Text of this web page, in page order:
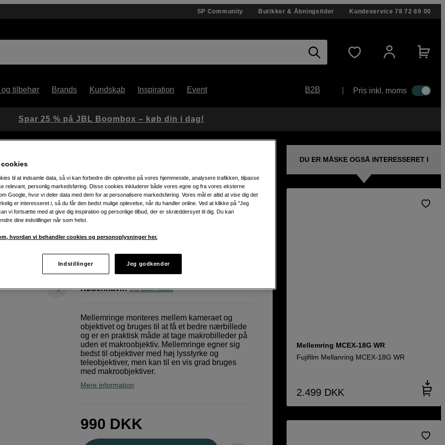
SP Community Butikker & Åbningstider Kundeservice 78 72 69 00
og tilbehør Brands Kundskab Inspiration Event B2B Pris inkl. moms
Artikelnummer: 1039649
Mellemringssæt til Canon EOS
Weblager:På lager
København: Vis lagersaldo
Mellemringe monteres mellem kameraet og
objektivet og bruges til at få et bedre nærbillede
og er en praktisk måde at tage makrobilleder på
uden et makroobjektiv. Mellemringe egner sig
bedst til objektiver med høj lysstyrke og
teleobjektiver, men kan til en vis grad bruges
med makroobjektiver.
Mere information
990 DKK
DU ER MÅSKE OGSÅ INTERESSERET I
Mellemring MCEX-18G WR
Fujifilm Mellanring MCEX-18G WR
2.499 DKK
Spar 25 % på JBL Boombox – køb din i dag!
til at indsamle data, så vi kan forbedre din oplevelse på vores hjemmeside, analysere trafikken, tilpasse
relevant, personlig markedsføring. Disse cookies inkluderer både vores egne og fra vores eksterne
Google, hvor vi deler data med dem for at personalisere markedsføring. Vores mål er altid at vise dig det
er interesseret i, så du får den bedst mulige oplevelse, når du handler online. Ved at klikke på "Jeg
vi fortsætte med at give dig inspiration og personlige tilbud, der er skræddersyet til dig. Du kan
dine indstillinger når som helst.
hvordan vi behandler cookies og personoplysninger her.
Indstillinger Jeg godkender